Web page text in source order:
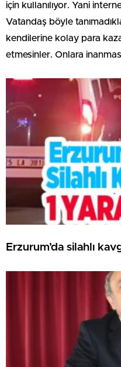
için kullanılıyor. Yani
Vatandaş böyle
kendilerine kolay para
etmesinler. Onlara
Erzurum’da silahlı